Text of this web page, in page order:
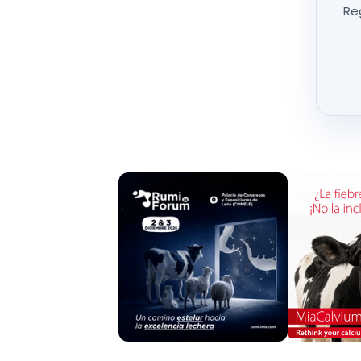
Tampoco se han detectado muestras
)
Sorprendentemente, la incidencia del virus de
La prevalencia deFiebre Qencontrada es
del país, aunque existen muy pocos
realizar análisis más exhaustivos
para
animales como en humanos.
La realidad es que se desconoce la situación
epidemiológica es una herramienta útil y